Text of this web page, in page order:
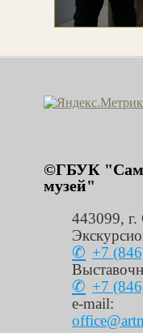
©ГБУК
музей"
443099, г.
+7
+7
e-mail: